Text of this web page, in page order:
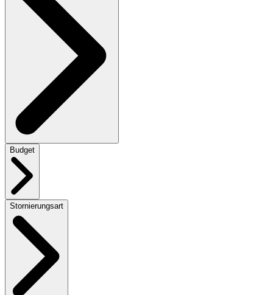
Budget
Stornierungsart